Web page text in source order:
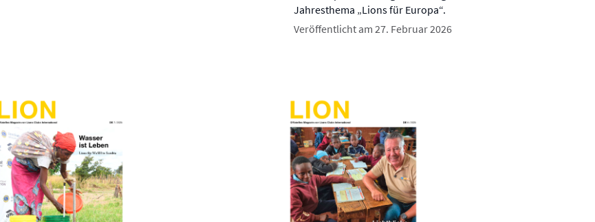
Jahresthema „Lions für Europa“.
Veröffentlicht am 27. Februar 2026